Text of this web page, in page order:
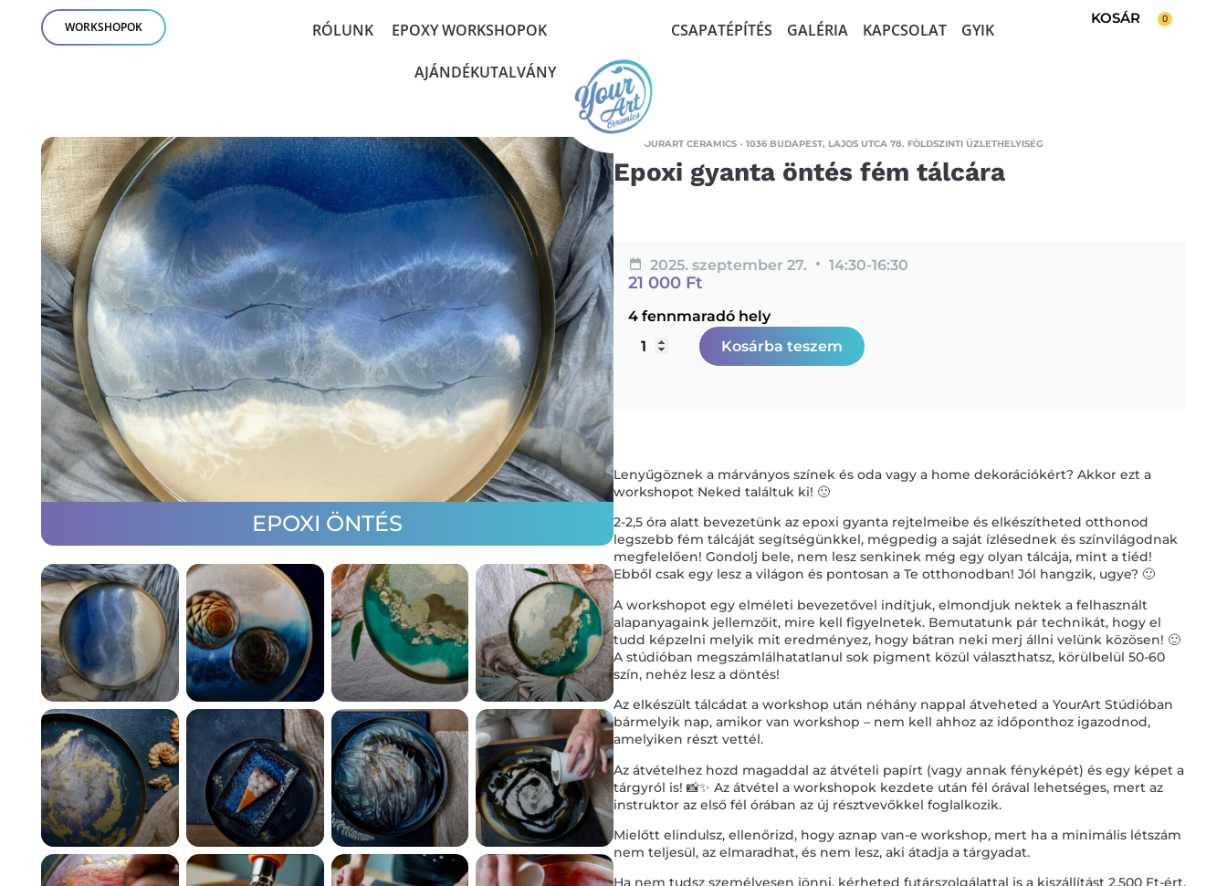
WORKSHOPOK RÓLUNK EPOXY WORKSHOPOK
AJÁNDÉKUTALVÁNY
CSAPATÉPÍTÉS GALÉRIA KAPCSOLAT GYIK
0
EPOXI ÖNTÉS
YOURART CERAMICS - 1036 BUDAPEST, LAJOS UTCA 78. FÖLDSZINTI ÜZLETHELYISÉG
Epoxi gyanta öntés fém tálcára
2025. szeptember 27. 14:30-16:30
21 000 Ft
4 fennmaradó hely
Kosárba teszem
Lenyűgöznek a márványos színek és oda vagy a home dekorációkért? Akkor ezt a
workshopot Neked találtuk ki! 🙂
2-2,5 óra alatt bevezetünk az epoxi gyanta rejtelmeibe és elkészítheted otthonod
legszebb fém tálcáját segítségünkkel, mégpedig a saját ízlésednek és színvilágodnak
megfelelően! Gondolj bele, nem lesz senkinek még egy olyan tálcája, mint a tiéd!
Ebből csak egy lesz a világon és pontosan a Te otthonodban! Jól hangzik, ugye? 🙂
A workshopot egy elméleti bevezetővel indítjuk, elmondjuk nektek a felhasznált
alapanyagaink jellemzőit, mire kell figyelnetek. Bemutatunk pár technikát, hogy el
tudd képzelni melyik mit eredményez, hogy bátran neki merj állni velünk közösen! 🙂
A stúdióban megszámlálhatatlanul sok pigment közül választhatsz, körülbelül 50-60
szín, nehéz lesz a döntés!
Az elkészült tálcádat a workshop után néhány nappal átveheted a YourArt Stúdióban
bármelyik nap, amikor van workshop – nem kell ahhoz az időponthoz igazodnod,
amelyiken részt vettél.
Az átvételhez hozd magaddal az átvételi papírt (vagy annak fényképét) és egy képet a
tárgyról is! 📸✨ Az átvétel a workshopok kezdete után fél órával lehetséges, mert az
instruktor az első fél órában az új résztvevőkkel foglalkozik.
Mielőtt elindulsz, ellenőrizd, hogy aznap van-e workshop, mert ha a minimális létszám
nem teljesül, az elmaradhat, és nem lesz, aki átadja a tárgyadat.
Ha nem tudsz személyesen jönni, kérheted futárszolgálattal is a kiszállítást 2.500 Ft-ért.